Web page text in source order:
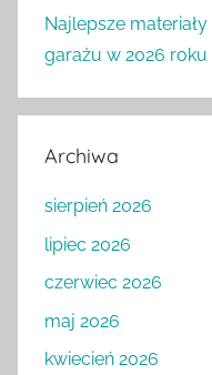
Najlepsze
garażu w 2026 roku
Archiwa
sierpień 2026
lipiec 2026
czerwiec 2026
maj 2026
kwiecień 2026